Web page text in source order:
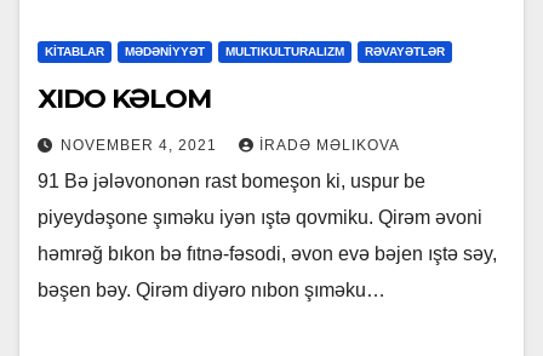
KİTABLAR MƏDƏNİYYƏT MULTIKULTURALIZM RƏVAYƏTLƏR
XIDO KƏLOM
NOVEMBER 4, 2021 İRADƏ MƏLIKOVA
91 Bə jələvononən rast bomeşon ki, uspur be
piyeydəşone şıməku iyən ıştə qovmiku. Qirəm əvoni
həmrəğ bıkon bə fıtnə-fəsodi, əvon evə bəjen ıştə səy,
bəşen bəy. Qirəm diyəro nıbon şıməku…